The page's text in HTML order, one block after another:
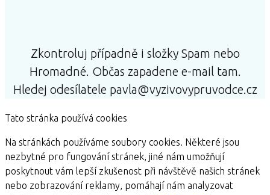
Zkontroluj případně i složky Spam nebo
Hromadné. Občas zapadene e-mail tam.
Hledej odesílatele pavla@vyzivovypruvodce.cz
Tato stránka používá cookies
Na stránkách používáme soubory cookies. Některé jsou
nezbytné pro fungování stránek, jiné nám umožňují
poskytnout vám lepší zkušenost při návštěvě našich stránek
nebo zobrazování reklamy, pomáhají nám analyzovat